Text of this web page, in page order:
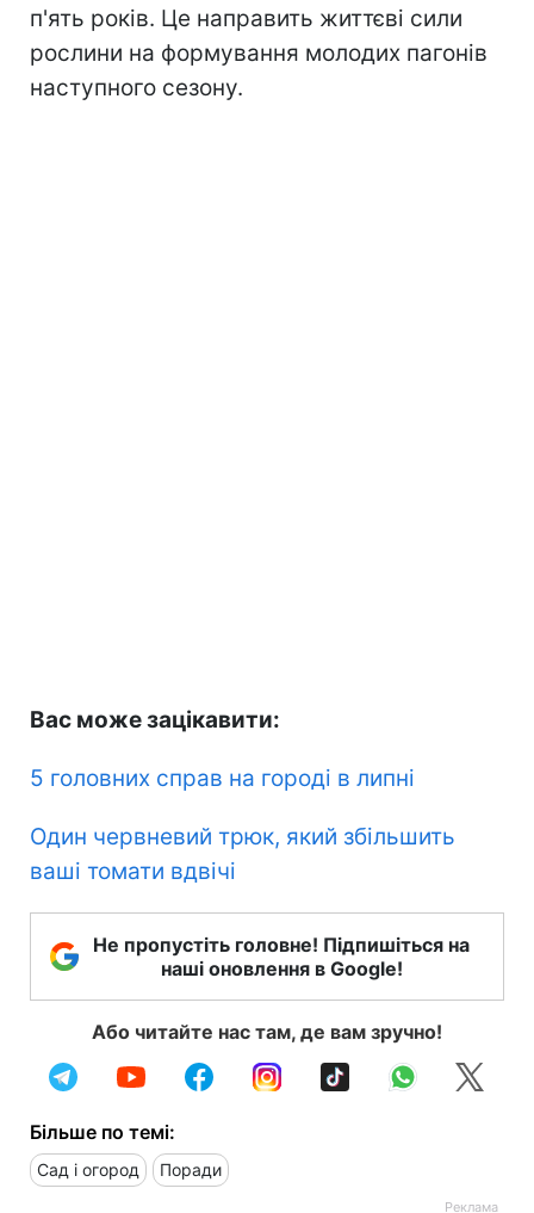
п'ять років. Це направить життєві сили
рослини на формування молодих пагонів
наступного сезону.
Вас може зацікавити:
5 головних справ на городі в липні
Один червневий трюк, який збільшить
ваші томати вдвічі
Не пропустіть головне! Підпишіться на
наші оновлення в Google!
Або читайте нас там, де вам зручно!
Більше по темі:
Сад і огород Поради